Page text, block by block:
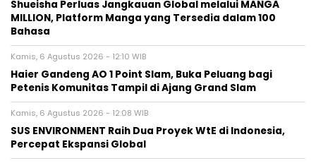
Shueisha Perluas Jangkauan Global melalui MANGA
MILLION, Platform Manga yang Tersedia dalam 100
Bahasa
Kamis, 6 Agustus 2026 - 12:10 WIB
Haier Gandeng AO 1 Point Slam, Buka Peluang bagi
Petenis Komunitas Tampil di Ajang Grand Slam
Kamis, 6 Agustus 2026 - 12:08 WIB
SUS ENVIRONMENT Raih Dua Proyek WtE di Indonesia,
Percepat Ekspansi Global